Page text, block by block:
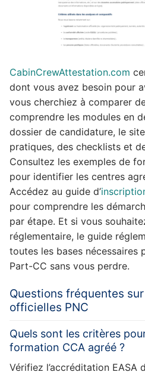
CabinCrewAttestation.com
dont vous avez besoin pour
vous cherchiez à comparer
comprendre les modules en
dossier de candidature, le
pratiques, des checklists et
Consultez les exemples de
pour identifier les centres
Accédez au guide d’
pour comprendre les
par étape. Et si vous
réglementaire, le guide
toutes les bases nécessaires
Part-CC sans vous perdre.
Questions fréquentes
officielles PNC
Quels sont les critères
formation CCA agréé ?
Vérifiez l’accréditation EASA